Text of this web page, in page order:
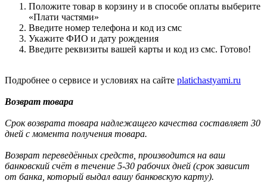
Положите товар в корзину и в способе оплаты выберите
«Плати частями»
Введите номер телефона и код из смс
Укажите ФИО и дату рождения
Введите реквизиты вашей карты и код из смс. Готово!
Подробнее о сервисе и условиях на сайте platichastyami.ru
Возврат товара
Срок возврата товара надлежащего качества составляет 30
дней с момента получения товара.
Возврат переведённых средств, производится на ваш
банковский счёт в течение 5-30 рабочих дней (срок зависит
от банка, который выдал вашу банковскую карту).